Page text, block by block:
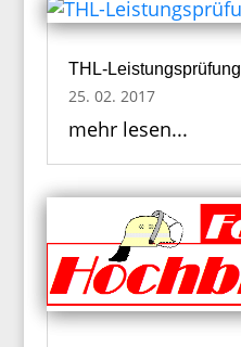
THL-Leistungsprüfung
25. 02. 2017
mehr lesen...